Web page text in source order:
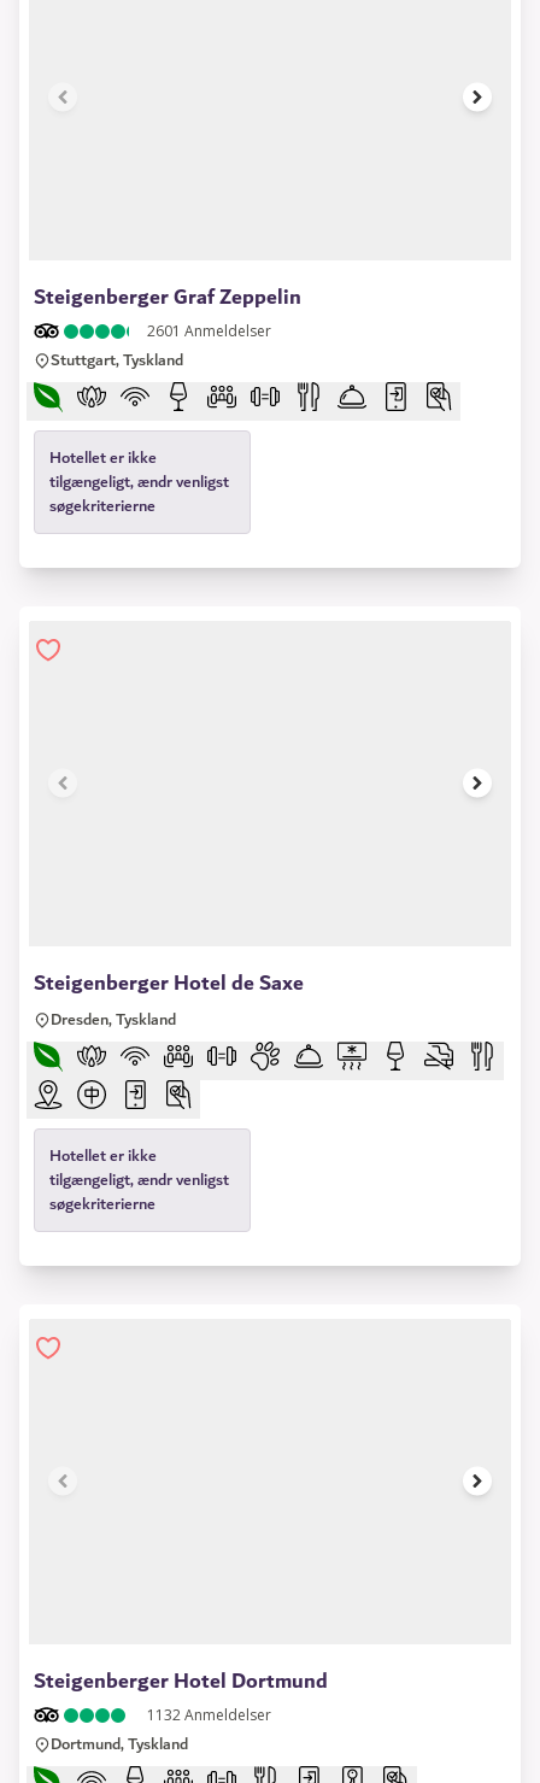
Steigenberger Graf Zeppelin
2601 Anmeldelser
Stuttgart, Tyskland
Hotellet er ikke
tilgængeligt, ændr venligst
søgekriterierne
Steigenberger Hotel de Saxe
Dresden, Tyskland
Hotellet er ikke
tilgængeligt, ændr venligst
søgekriterierne
Steigenberger Hotel Dortmund
1132Anmeldelser
Dortmund, Tyskland